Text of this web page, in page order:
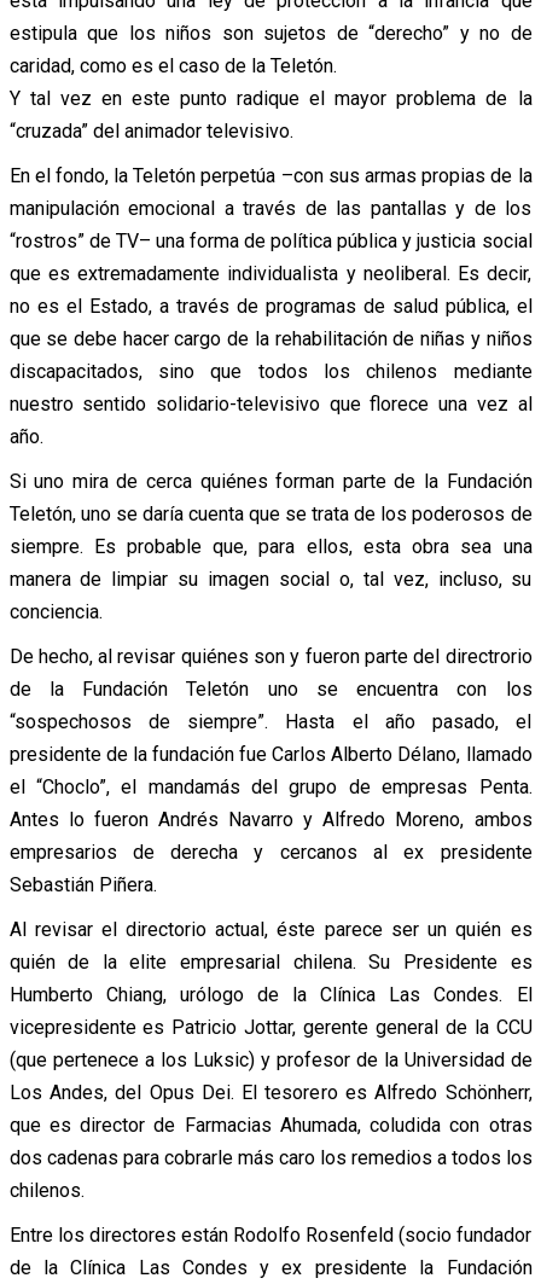
estipula que los niños son sujetos de “derecho” y no de
caridad, como es el caso de la Teletón.
Y tal vez en este punto radique el mayor problema de la
“cruzada” del animador televisivo.
En el fondo, la Teletón perpetúa –con sus armas propias de la
manipulación emocional a través de las pantallas y de los
“rostros” de TV– una forma de política pública y justicia social
que es extremadamente individualista y neoliberal. Es decir,
no es el Estado, a través de programas de salud pública, el
que se debe hacer cargo de la rehabilitación de niñas y niños
discapacitados, sino que todos los chilenos mediante
nuestro sentido solidario-televisivo que florece una vez al
año.
Si uno mira de cerca quiénes forman parte de la Fundación
Teletón, uno se daría cuenta que se trata de los poderosos de
siempre. Es probable que, para ellos, esta obra sea una
manera de limpiar su imagen social o, tal vez, incluso, su
conciencia.
De hecho, al revisar quiénes son y fueron parte del directrorio
de la Fundación Teletón uno se encuentra con los
“sospechosos de siempre”. Hasta el año pasado, el
presidente de la fundación fue Carlos Alberto Délano, llamado
el “Choclo”, el mandamás del grupo de empresas Penta.
Antes lo fueron Andrés Navarro y Alfredo Moreno, ambos
empresarios de derecha y cercanos al ex presidente
Sebastián Piñera.
Al revisar el directorio actual, éste parece ser un quién es
quién de la elite empresarial chilena. Su Presidente es
Humberto Chiang, urólogo de la Clínica Las Condes. El
vicepresidente es Patricio Jottar, gerente general de la CCU
(que pertenece a los Luksic) y profesor de la Universidad de
Los Andes, del Opus Dei. El tesorero es Alfredo Schönherr,
que es director de Farmacias Ahumada, coludida con otras
dos cadenas para cobrarle más caro los remedios a todos los
chilenos.
Entre los directores están Rodolfo Rosenfeld (socio fundador
de la Clínica Las Condes y ex presidente la Fundación